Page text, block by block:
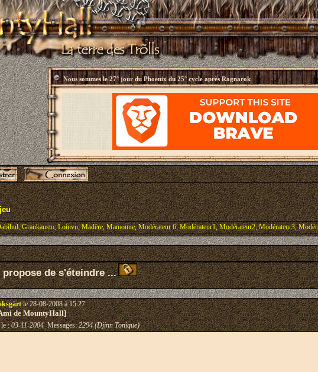
Nous sommes le27° jour du Phoenix du 25° cycle après Ragnarok
,Grankausto,Loinvu,Madère,Mamoune,Modérateur 6,Modérateur1,Modérateur2,Modérateur3,
de s'éteindre ...
le 28-08-2008 à 15:27
de MountyHall]
:03-11-2004Messages:2294 (Djinn Tonique)